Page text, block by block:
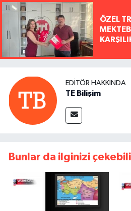
ÖZEL
EDITÖR HAKKINDA
TE Bilişim
Bunlar da ilginizi